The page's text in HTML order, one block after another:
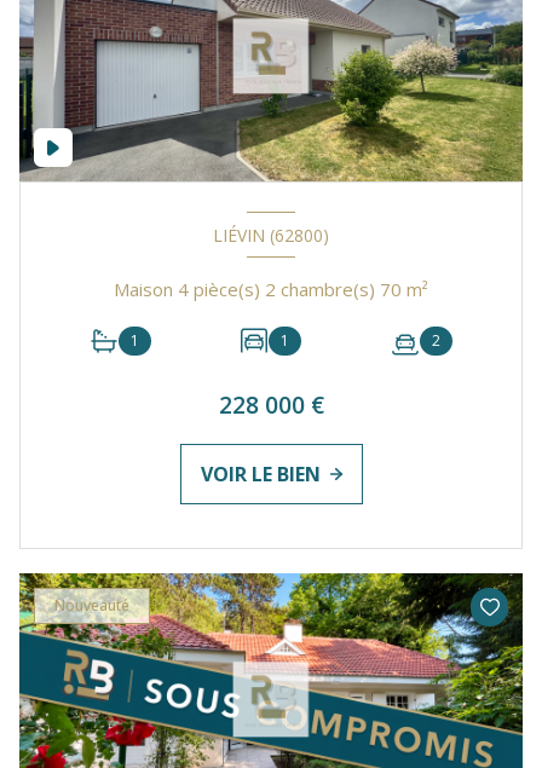
LIÉVIN (62800)
Maison 4 pièce(s) 2 chambre(s) 70 m²
1 1 2
228 000 €
VOIR LE BIEN
Nouveauté